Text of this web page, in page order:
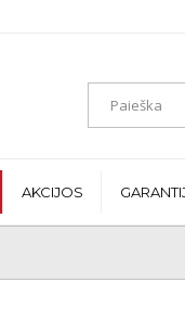
AKCIJOS